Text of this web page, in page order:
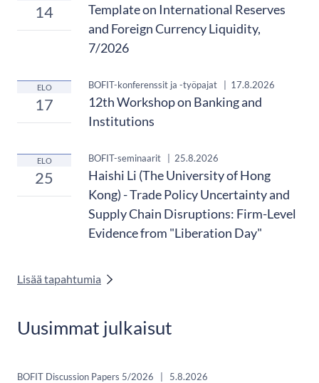
14
Template on International Reserves
and Foreign Currency Liquidity,
7/2026
ELO
17
BOFIT-konferenssit ja -työpajat 17.8.2026
12th Workshop on Banking and
Institutions
ELO
25
BOFIT-seminaarit 25.8.2026
Haishi Li (The University of Hong
Kong) - Trade Policy Uncertainty and
Supply Chain Disruptions: Firm-Level
Evidence from "Liberation Day"
Lisää tapahtumia
Uusimmat julkaisut
BOFIT Discussion Papers 5/2026 | 5.8.2026